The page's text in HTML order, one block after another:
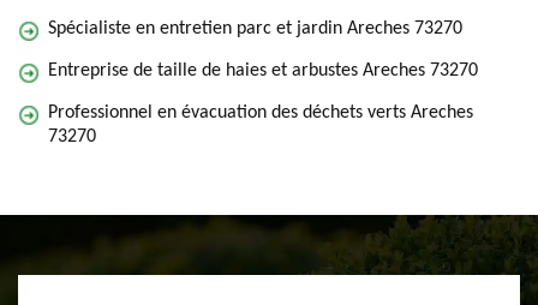
Spécialiste en entretien parc et jardin Areches 73270
Entreprise de taille de haies et arbustes Areches 73270
Professionnel en évacuation des déchets verts Areches
73270